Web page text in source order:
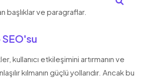
başlıklar ve paragraflar.
kullanıcı etkileşimini artırmanın ve
kılmanın güçlü yollarıdır. Ancak bu